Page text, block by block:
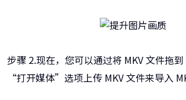
步骤 2.现在，您可以通过将 MKV 文件拖
“打开媒体”选项上传 MKV 文件来导入